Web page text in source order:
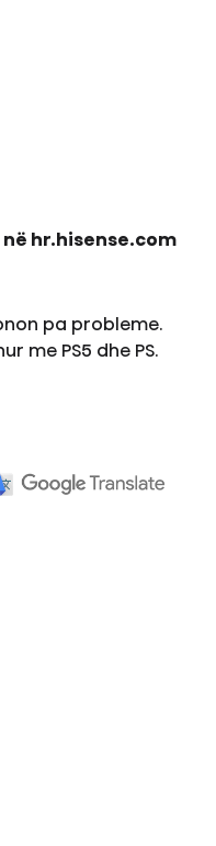
hr.hisense.com
pa probleme.
me PS5 dhe PS.